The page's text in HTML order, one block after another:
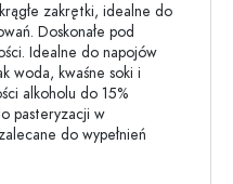
zakrętki, idealne do
Doskonałe pod
Idealne do napojów
woda, kwaśne soki i
alkoholu do 15%
pasteryzacji w
do wypełnień